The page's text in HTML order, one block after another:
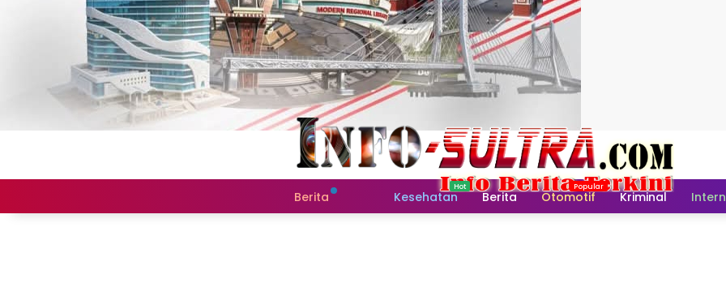
Berita HomeKesehatan Berita Otomotif Kriminal